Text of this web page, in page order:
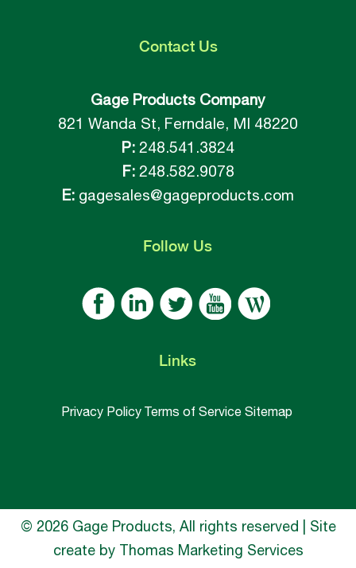
ContactUs
Gage Products Company
821 Wanda St, Ferndale, MI 48220
P: 248.541.3824
F:248.582.9078
E: gagesales@gageproducts.com
Follow Us
Links
Privacy Policy Terms of Service Sitemap
© 2026 Gage Products, All rights reserved | Site
create by Thomas Marketing Services